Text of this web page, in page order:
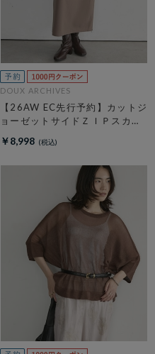
DOUX ARCHIVES
【26AW EC先行予約】カットジ
ョーゼットサイドＺＩＰスカー
￥8,998